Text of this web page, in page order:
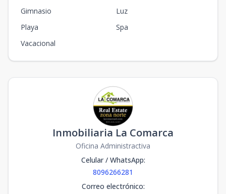
Gimnasio
Luz
Playa
Spa
Vacacional
Inmobiliaria La Comarca
Oficina Administractiva
Celular / WhatsApp:
8096266281
Correo electrónico: